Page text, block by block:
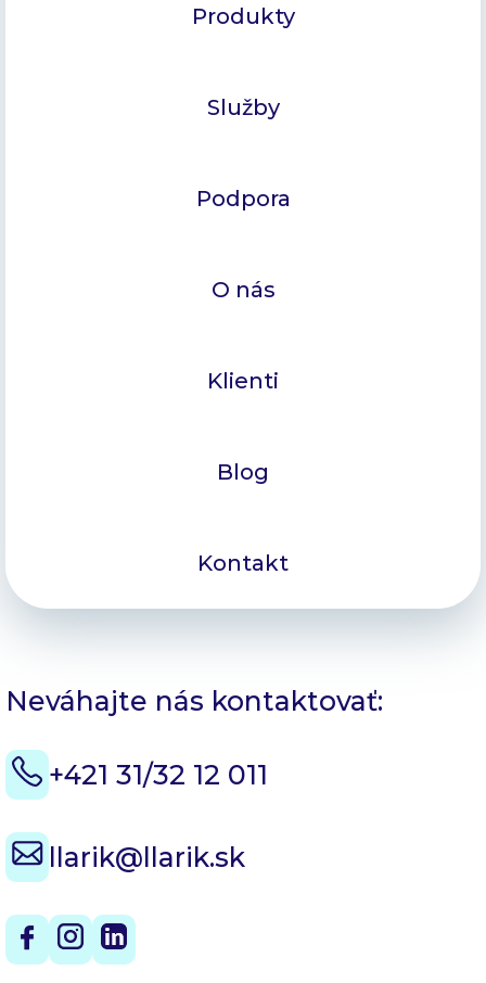
Produkty
Služby
Podpora
O nás
Klienti
Blog
Kontakt
Neváhajte nás kontaktovať:
+421 31/32 12 011
llarik@llarik.sk